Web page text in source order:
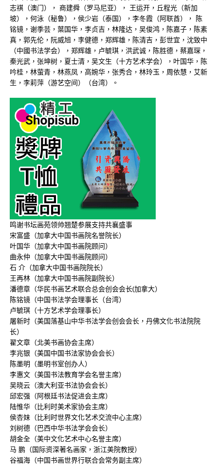
志祺（澳门）， 商建舜（罗马尼亚）， 王运开，丘程光（新加
坡），何泳（秘鲁），侯少岩（泰国），李冬霞（阿联酋）， 陈
铭镜，谢季芸，葉国华，李贞吉，林隆达，吴俊鸿，陈嘉子，陈素
真，郭先伦，阮威旭，李健德，郑辉雄，陈清吉，彭世宜，沈致中
（中國书法学会），郑辉雄，卢毓琪，洪武诚，陈胜德，蔡嘉琛，
秦光武，张坤树，夏士清，吴文生（十方艺术学会），叶国华，陈
吟桂，林萤青，林燕凤，高婉华，张秀合，林玲玉，周依慧，艾新
生，李莉萍（游艺空间）（台湾）。
鸣谢书坛画苑领帅翘楚参展支持共襄盛事
宋富盛（加拿大中国书画院名誉院长）
叶国华（加拿大中国书画院顾问）
曲永仲（加拿大中国书画院顾问）
石 介（加拿大中国书画院院长）
王再林（加拿大中国书画院副院长）
潘德章（华民书画艺术联合总会创会会长(加拿大）
陈铭镜（中国书法学会理事长（台湾）
卢毓琪（十方艺术学会理事长）
屠新时（美国落基山中华书法学会创会会长，丹佛文化书法院院
长）
翟文章（北美书画协会主席）
李兆银（美国中国书法家协会会长）
陈墨明（墨明书室创办人）
李惠文（美国书法教育学会名誉主席）
吴晓云（澳大利亚书法协会会长）
邱宏强（阿根廷书法促进会主席）
陆惟华（比利时美术家协会主席）
侯杏妹（比利时世界文化艺术交流中心主席）
刘树德（巴西中华书法学会会长）
胡金全（美中文化艺术中心名誉主席）
马 鹏（国际资深著名画家，浙江美院教授）
谷福海（中国书画世界行联合会常务副主席）